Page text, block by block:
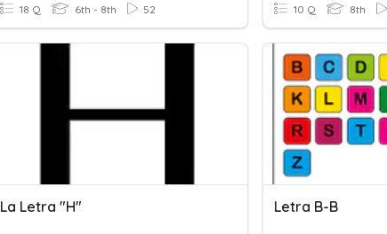
18 Q 6th - 8th 52 10 Q 8th
La Letra "h" Letra B-B